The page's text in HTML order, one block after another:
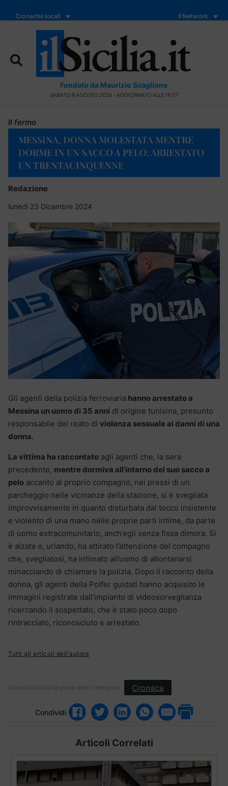
Cronache locali Il Network
Fondato da Maurizio Scaglione
SABATO 8 AGOSTO 2026 - AGGIORNATO ALLE 19:07
Il fermo
MESSINA, DONNA MOLESTATA MENTRE
DORME IN UN SACCO A PELO: ARRESTATO
UN TRENTACINQUENNE
Redazione
lunedì 23 Dicembre 2024
Gli agenti della polizia ferroviaria hanno arrestato a
Messina un uomo di 35 anni di origine tunisina, presunto
responsabile del reato di violenza sessuale ai danni di una
donna.
La vittima ha raccontato agli agenti che, la sera
precedente, mentre dormiva all’interno del suo sacco a
pelo accanto al proprio compagno, nei pressi di un
parcheggio nelle vicinanze della stazione, si è svegliata
improvvisamente in quanto disturbata dal tocco insistente
e violento di una mano nelle proprie parti intime, da parte
di uomo extracomunitario, anch’egli senza fissa dimora. Si
è alzata e, urlando, ha attirato l’attenzione del compagno
che, svegliatosi, ha intimato all’uomo di allontanarsi
minacciando di chiamare la polizia. Dopo il racconto della
donna, gli agenti della Polfer guidati hanno acquisito le
immagini registrate dall’impianto di videosorveglianza
ricercando il sospettato, che è stato poco dopo
rintracciato, riconosciuto e arrestato.
Tutti gli articoli dell'autore
Questo articolo fa parte delle categorie: Cronaca
Condividi
Articoli Correlati